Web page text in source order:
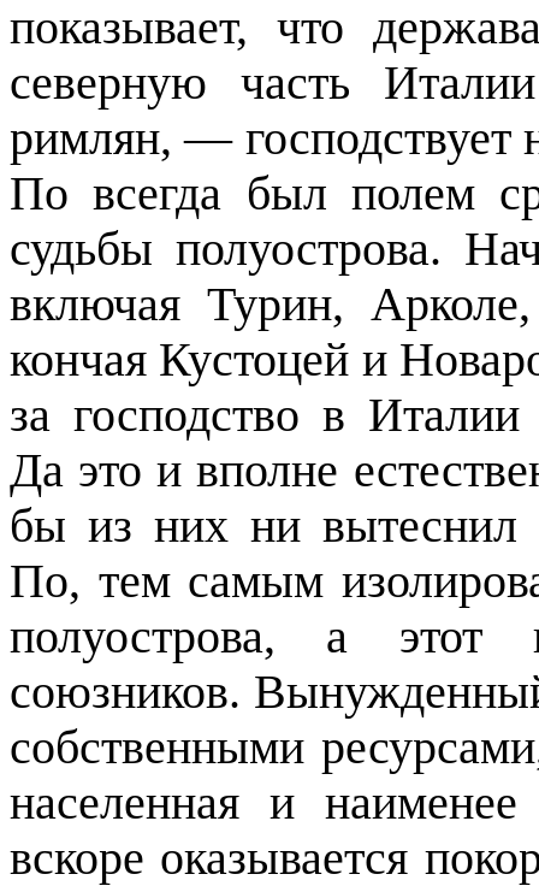
показывает, что
северную часть
римлян, — господствует
По всегда был полем
судьбы полуострова.
включая Турин,
кончая Кустоцей и
за господство в
Да это и вполне
бы из них ни вытеснил
По, тем самым
полуострова, а этот
союзников.
собственными
населенная и
вскоре оказывается